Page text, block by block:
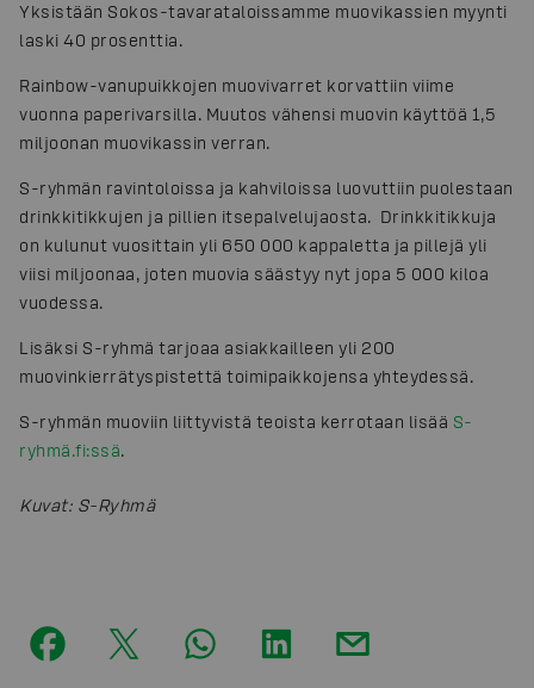
Yksistään Sokos-tavarataloissamme muovikassien myynti
laski 40 prosenttia.
Rainbow-vanupuikkojen muovivarret korvattiin viime
vuonna paperivarsilla. Muutos vähensi muovin käyttöä 1,5
miljoonan muovikassin verran.
S-ryhmän ravintoloissa ja kahviloissa luovuttiin puolestaan
drinkkitikkujen ja pillien itsepalvelujaosta. Drinkkitikkuja
on kulunut vuosittain yli 650 000 kappaletta ja pillejä yli
viisi miljoonaa, joten muovia säästyy nyt jopa 5 000 kiloa
vuodessa.
Lisäksi S-ryhmä tarjoaa asiakkailleen yli 200
muovinkierrätyspistettä toimipaikkojensa yhteydessä.
S-ryhmän muoviin liittyvistä teoista kerrotaan lisää S-
ryhmä.fi:ssä.
Kuvat: S-Ryhmä